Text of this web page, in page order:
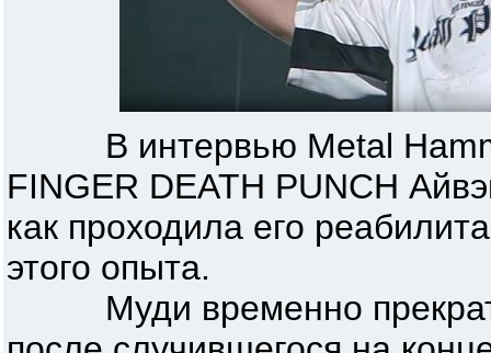
В интервью Metal
FINGER DEATH PUNCH
как проходила его
этого опыта.
Муди временно